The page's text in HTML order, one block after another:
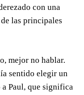
con una
las principales
mejor no hablar.
sentido elegir un
Paul, que significa